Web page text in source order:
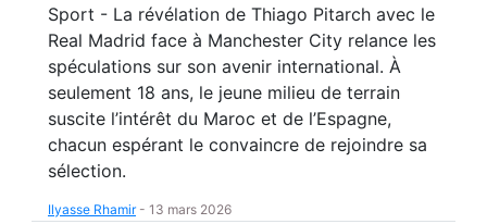
Sport - La révélation de Thiago Pitarch avec le
Real Madrid face à Manchester City relance les
spéculations sur son avenir international. À
seulement 18 ans, le jeune milieu de terrain
suscite l’intérêt du Maroc et de l’Espagne,
chacun espérant le convaincre de rejoindre sa
sélection.
Ilyasse Rhamir- 13 mars 2026